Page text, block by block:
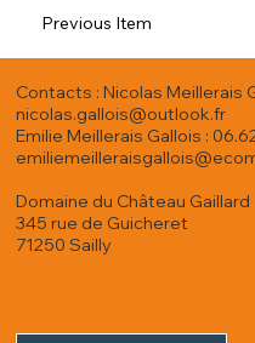
Previous Item
Contacts : Nicolas Meillerais
nicolas.gallois@outlook.fr
Emilie Meillerais Gallois :
Domaine du Château Gaillard
345 rue de Guicheret
71250 Sailly